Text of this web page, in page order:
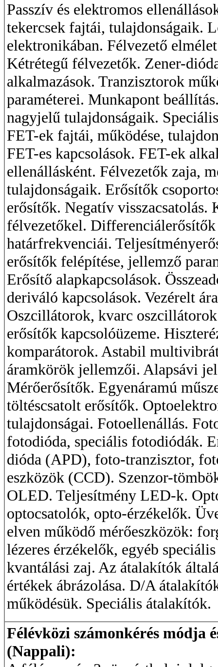
Passzív és elektromos
tekercsek fajtái, tulajdonságaik.
elektronikában. Félvezető
Kétrétegű félvezetők. Zener-
alkalmazások. Tranzisztorok
paraméterei. Munkapont
nagyjelű tulajdonságaik.
FET-ek fajtái, működése,
FET-es kapcsolások. FET-ek
ellenállásként. Félvezetők zaja,
tulajdonságaik. Erősítők
erősítők. Negatív
félvezetőkel.
határfrekvenciái.
erősítők felépítése, jellemző
Erősítő alapkapcsolások.
deriváló kapcsolások. Vezérelt
Oszcillátorok, kvarc
erősítők kapcsolóüzeme.
komparátorok. Astabil
áramkörök jellemzői. Alapsávi
Mérőerősítők. Egyenáramú
töltéscsatolt erősítők.
tulajdonságai. Fotoellenállás.
fotodióda, speciális fotodiódák.
dióda (APD), foto-tranzisztor,
eszközök (CCD). Szenzor-
OLED. Teljesítmény LED-k.
optocsatolók, opto-érzékelők.
elven működő mérőeszközök:
lézeres érzékelők, egyéb
kvantálási zaj. Az átalakítók
értékek ábrázolása. D/A
működésük. Speciális átalakítók.
Félévközi számonkérés módja
(Nappali):